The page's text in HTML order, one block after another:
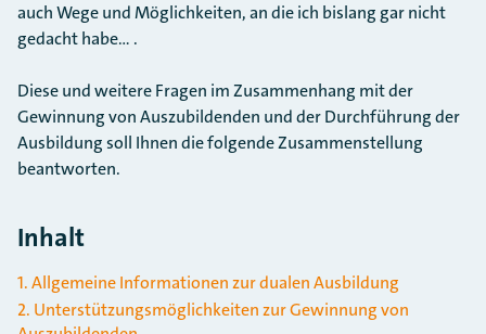
auch Wege und Möglichkeiten, an die ich bislang gar nicht
gedacht habe... .
Diese und weitere Fragen im Zusammenhang mit der
Gewinnung von Auszubildenden und der Durchführung der
Ausbildung soll Ihnen die folgende Zusammenstellung
beantworten.
Inhalt
1. Allgemeine Informationen zur dualen Ausbildung
2. Unterstützungsmöglichkeiten zur Gewinnung von